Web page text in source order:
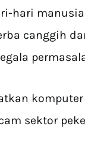
hari
canggih
sektor